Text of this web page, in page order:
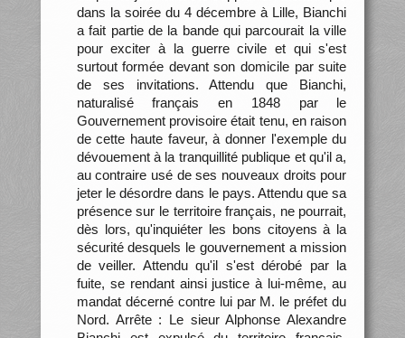
dans la soirée du 4 décembre à Lille, Bianchi
a fait partie de la bande qui parcourait la ville
pour exciter à la guerre civile et qui s'est
surtout formée devant son domicile par suite
de ses invitations. Attendu que Bianchi,
naturalisé français en 1848 par le
Gouvernement provisoire était tenu, en raison
de cette haute faveur, à donner l'exemple du
dévouement à la tranquillité publique et qu'il a,
au contraire usé de ses nouveaux droits pour
jeter le désordre dans le pays. Attendu que sa
présence sur le territoire français, ne pourrait,
dès lors, qu'inquiéter les bons citoyens à la
sécurité desquels le gouvernement a mission
de veiller. Attendu qu'il s'est dérobé par la
fuite, se rendant ainsi justice à lui-même, au
mandat décerné contre lui par M. le préfet du
Nord. Arrête : Le sieur Alphonse Alexandre